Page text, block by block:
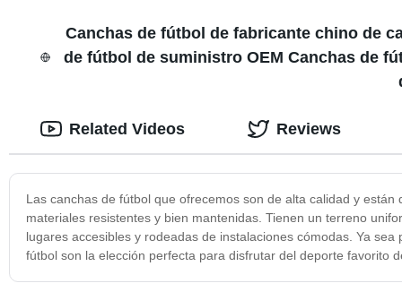
Canchas de fútbol de fabricante chino de
de fútbol de suministro OEM Canchas de
Las canchas de fútbol que ofrecemos son de alta calidad y
materiales resistentes y bien mantenidas. Tienen un terreno
lugares accesibles y rodeadas de instalaciones cómodas. Ya
fútbol son la elección perfecta para disfrutar del deporte favorito
Related Videos Reviews